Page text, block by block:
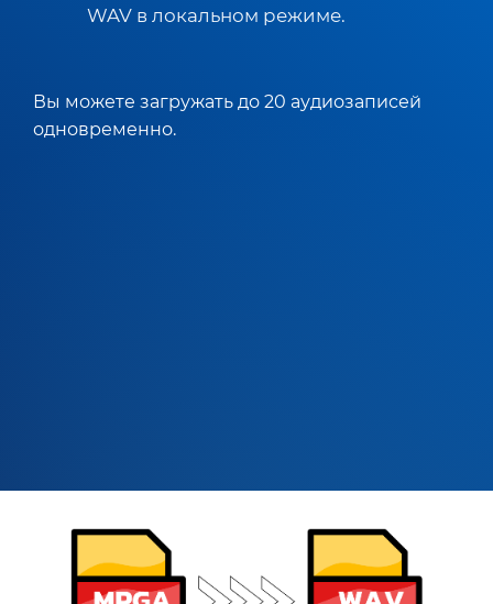
WAV в локальном режиме.
Вы можете загружать до 20 аудиозаписей
одновременно.